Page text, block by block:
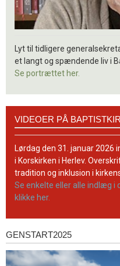
Lyt til tidligere
et langt og spændende liv i
Se portrættet her.
BaptistKirkens
YouTube-
kanal
VIDEOER PÅ
Lørdag den 31. januar
i Korskirken i Herlev.
tradition og inklusion i
Se enkelte eller alle indlæg i
klikke her.
Genstart2025
GENSTART2025